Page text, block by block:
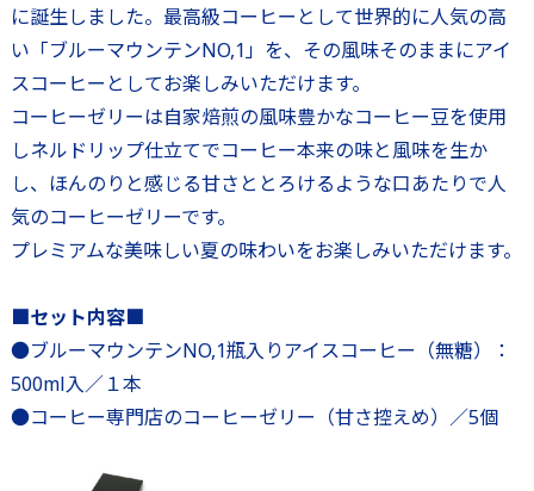
に誕生しました。最高級コーヒーとして世界的に人気の高
い「ブルーマウンテンNO,1」を、その風味そのままにアイ
スコーヒーとしてお楽しみいただけます。
コーヒーゼリーは自家焙煎の風味豊かなコーヒー豆を使用
しネルドリップ仕立てでコーヒー本来の味と風味を生か
し、ほんのりと感じる甘さととろけるような口あたりで人
気のコーヒーゼリーです。
プレミアムな美味しい夏の味わいをお楽しみいただけます。
■セット内容■
●ブルーマウンテンNO,1瓶入りアイスコーヒー（無糖）：
500ml入／１本
●コーヒー専門店のコーヒーゼリー（甘さ控えめ）／5個